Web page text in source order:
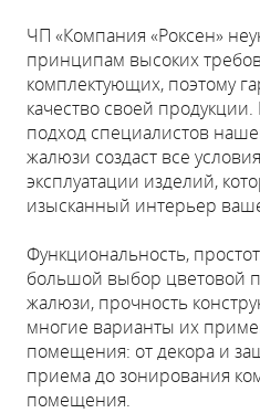
ЧП «Компания «Роксен»
принципам высоких
комплектующих, поэтому
качество своей
подход специалистов
жалюзи создаст все
эксплуатации изделий,
изысканный интерьер
Функциональность,
большой выбор цветовой
жалюзи, прочность
многие варианты их
помещения: от декора и
приема до зонирования
помещения.